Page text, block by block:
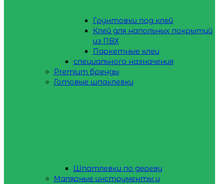
Грунтовки под клей
Клей для напольных покрытий
из ПВХ
Паркетные клеи
специального назначения
Premium бренды
Готовые шпаклевки
Шпатлевки по дереву
Малярные инструменты и